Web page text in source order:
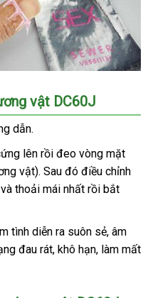
vật DC60J
dẫn.
lên rồi đeo vòng mặt
vật)hướng
dẫn
. Sau đó điều chỉnh
xưởng
và thoải mái nhất rồi bắt
tình diễn ra suôn sẻđánh
giá
, âm
đau rátquà
, khô hạnquà
, làm mất